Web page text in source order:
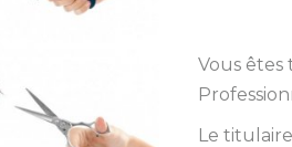
Vous
Le